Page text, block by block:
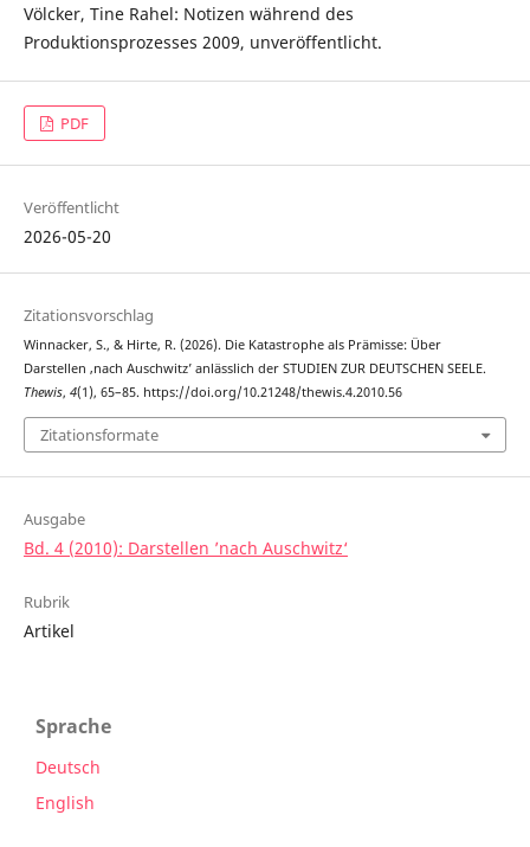
Völcker, Tine Rahel: Notizen während des
Produktionsprozesses 2009, unveröffentlicht.
PDF
Veröffentlicht
2026-05-20
Zitationsvorschlag
Winnacker, S., & Hirte, R. (2026). Die Katastrophe als Prämisse: Über
Darstellen ‚nach Auschwitz’ anlässlich der STUDIEN ZUR DEUTSCHEN SEELE.
Thewis, 4(1), 65–85. https://doi.org/10.21248/thewis.4.2010.56
Zitationsformate
Ausgabe
Bd. 4 (2010): Darstellen ’nach Auschwitz‘
Rubrik
Artikel
Sprache
Deutsch
English